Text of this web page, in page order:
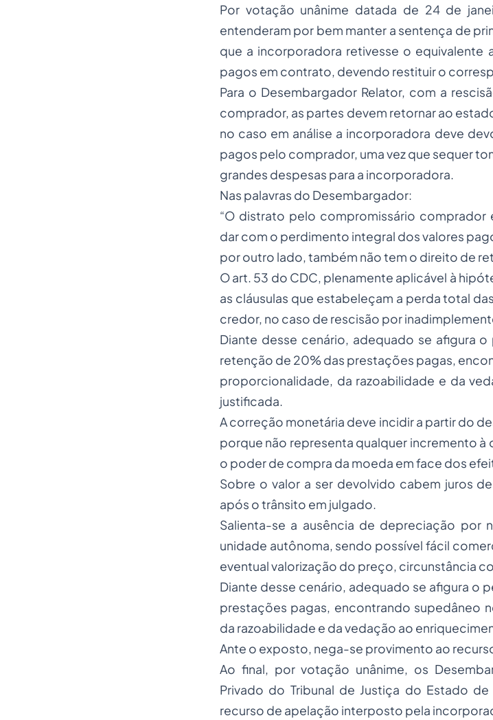
Por votação unânime datada de 24 de
entenderam por bem manter a sentença de
que a incorporadora retivesse o equivalente
pagos em contrato, devendo restituir o
Para o Desembargador Relator, com a
comprador, as partes devem retornar ao
no caso em análise a incorporadora deve
pagos pelo comprador, uma vez que sequer
grandes despesas para a incorporadora.
Nas palavras do Desembargador:
“O distrato pelo compromissário
dar com o perdimento integral dos valores
por outro lado, também não tem o direito de
O art. 53 do CDC, plenamente aplicável à
as cláusulas que estabeleçam a perda total
credor, no caso de rescisão por
Diante desse cenário, adequado se afigura
retenção de 20% das prestações pagas,
proporcionalidade, da razoabilidade e da
justificada.
A correção monetária deve incidir a partir do
porque não representa qualquer incremento
o poder de compra da moeda em face dos
Sobre o valor a ser devolvido cabem juros
após o trânsito em julgado.
Salienta-se a ausência de depreciação por
unidade autônoma, sendo possível fácil
eventual valorização do preço, circunstância
Diante desse cenário, adequado se afigura o
prestações pagas, encontrando supedâneo
da razoabilidade e da vedação ao
Ante o exposto, nega-se provimento ao
Ao final, por votação unânime, os
Privado do Tribunal de Justiça do Estado
recurso de apelação interposto pela